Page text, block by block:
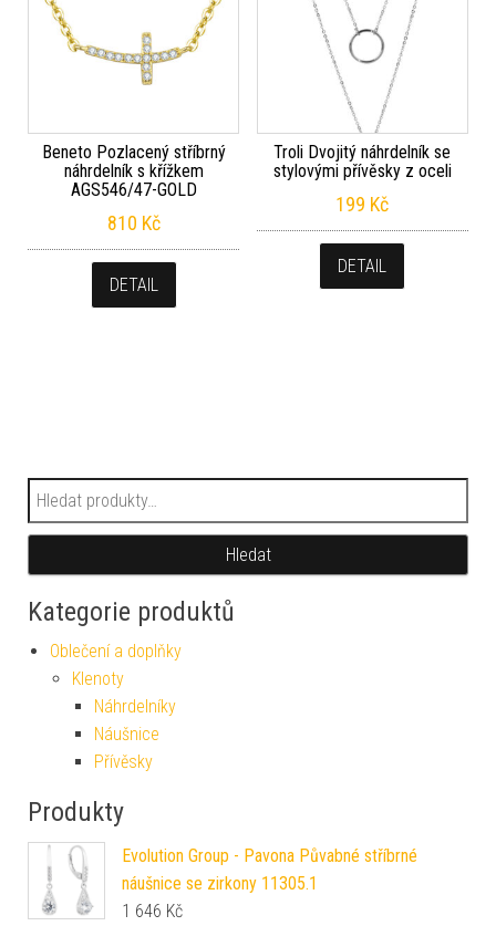
Beneto Pozlacený stříbrný
náhrdelník s křížkem
AGS546/47-GOLD
810 Kč
DETAIL
Troli Dvojitý náhrdelník se
stylovými přívěsky z oceli
199 Kč
DETAIL
Hledat:
Hledat
Kategorie produktů
Oblečení a doplňky
Klenoty
Náhrdelníky
Náušnice
Přívěsky
Produkty
Evolution Group - Pavona Půvabné stříbrné
náušnice se zirkony 11305.1
1 646 Kč